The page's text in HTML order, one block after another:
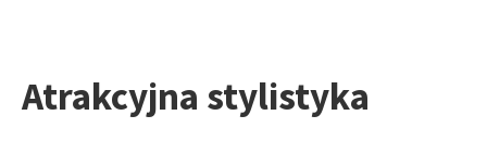
Atrakcyjna stylistyka